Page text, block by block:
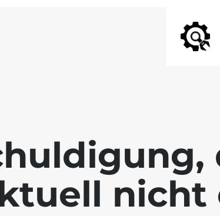
nicht